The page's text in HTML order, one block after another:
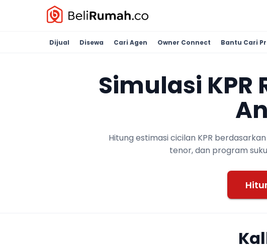
Dijual Disewa Cari Agen Owner Connect Bantu Cari
Simulasi
Hitung estimasi cicilan KPR
tenor, dan program